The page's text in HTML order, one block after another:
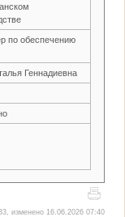
по обеспечению
Геннадиевна
изменено 16.06.2026 07:40